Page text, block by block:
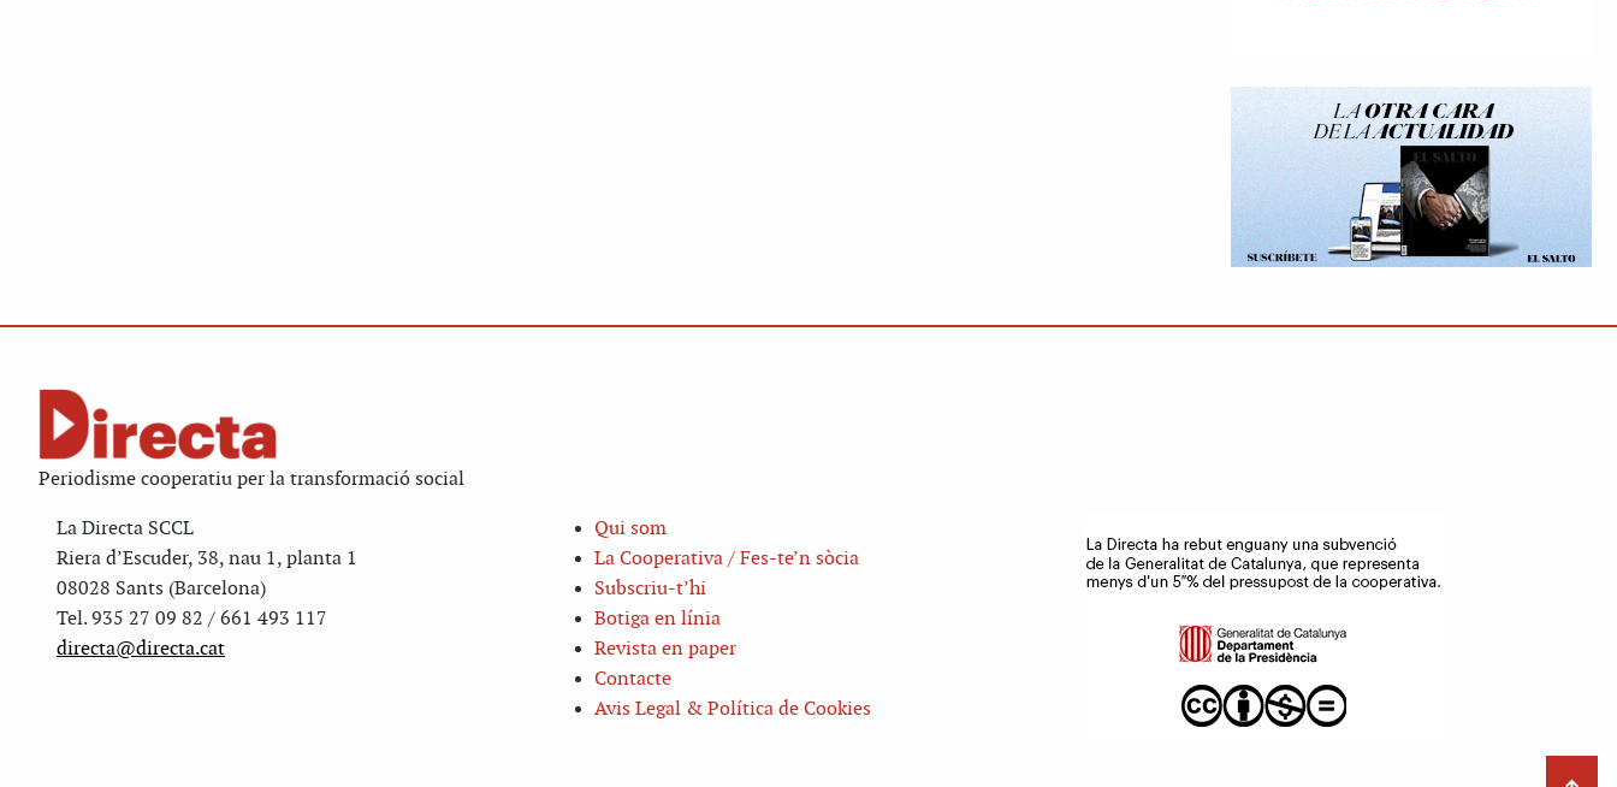
Periodisme cooperatiu per la transformació social
La Directa SCCL
Riera d’Escuder, 38, nau 1, planta 1
08028 Sants (Barcelona)
Tel. 935 27 09 82 / 661 493 117
directa@directa.cat
Qui som
La Cooperativa / Fes-te’n sòcia
Subscriu-t’hi
Botiga en línia
Revista en paper
Contacte
Avis Legal & Política de Cookies